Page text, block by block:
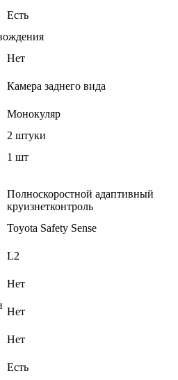
Есть
Нет
Камера заднего вида
Монокуляр
2 штуки
1 шт
Полноскоростной адаптивный
круизнетконтроль
Toyota Safety Sense
L2
Нет
Нет
Нет
Есть